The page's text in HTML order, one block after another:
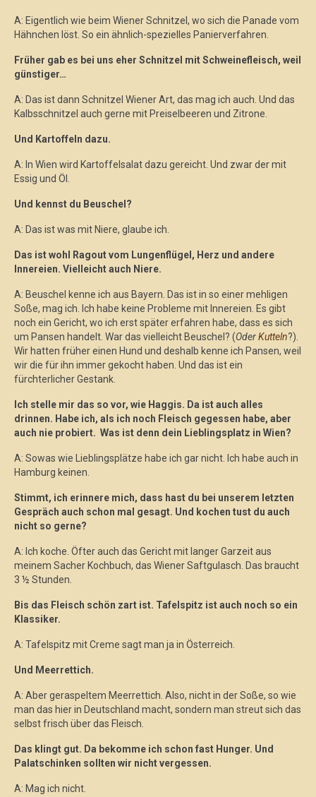
A: Eigentlich wie beim Wiener Schnitzel, wo sich die Panade vom
Hähnchen löst. So ein ähnlich-spezielles Panierverfahren.
Früher gab es bei uns eher Schnitzel mit Schweinefleisch, weil
günstiger…
A: Das ist dann Schnitzel Wiener Art, das mag ich auch. Und das
Kalbsschnitzel auch gerne mit Preiselbeeren und Zitrone.
Und Kartoffeln dazu.
A: In Wien wird Kartoffelsalat dazu gereicht. Und zwar der mit
Essig und Öl.
Und kennst du Beuschel?
A: Das ist was mit Niere, glaube ich.
Das ist wohl Ragout vom Lungenflügel, Herz und andere
Innereien. Vielleicht auch Niere.
A: Beuschel kenne ich aus Bayern. Das ist in so einer mehligen
Soße, mag ich. Ich habe keine Probleme mit Innereien. Es gibt
noch ein Gericht, wo ich erst später erfahren habe, dass es sich
um Pansen handelt. War das vielleicht Beuschel? (OderKutteln?).
Wir hatten früher einen Hund und deshalb kenne ich Pansen, weil
wir die für ihn immer gekocht haben. Und das ist ein
fürchterlicher Gestank.
Ich stelle mir das so vor, wie Haggis. Da ist auch alles
drinnen. Habe ich, als ich noch Fleisch gegessen habe, aber
auch nie probiert. Was ist denn dein Lieblingsplatz in Wien?
A: Sowas wie Lieblingsplätze habe ich gar nicht. Ich habe auch in
Hamburg keinen.
Stimmt, ich erinnere mich, dass hast du bei unserem letzten
Gespräch auch schon mal gesagt. Und kochen tust du auch
nicht so gerne?
A: Ich koche. Öfter auch das Gericht mit langer Garzeit aus
meinem Sacher Kochbuch, das Wiener Saftgulasch. Das braucht
3 ½ Stunden.
Bis das Fleisch schön zart ist. Tafelspitz ist auch noch so ein
Klassiker.
A: Tafelspitz mit Creme sagt man ja in Österreich.
Und Meerrettich.
A: Aber geraspeltem Meerrettich. Also, nicht in der Soße, so wie
man das hier in Deutschland macht, sondern man streut sich das
selbst frisch über das Fleisch.
Das klingt gut. Da bekomme ich schon fast Hunger. Und
Palatschinken sollten wir nicht vergessen.
A: Mag ich nicht.